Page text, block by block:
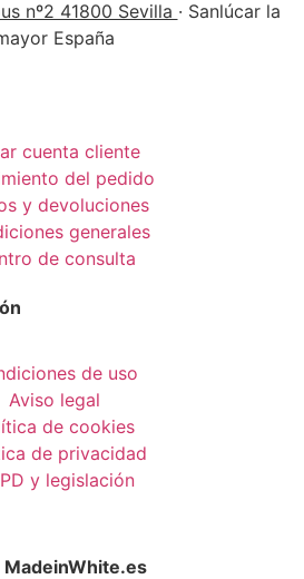
nº2 41800 Sevilla · Sanlúcar la
España
cuenta cliente
del pedido
y devoluciones
generales
de consulta
de uso
Aviso legal
de cookies
de privacidad
y legislación
MadeinWhite.es